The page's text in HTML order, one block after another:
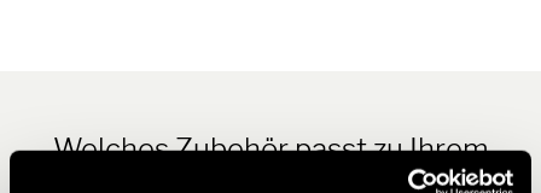
Welches Zubehör passt zu Ihrem